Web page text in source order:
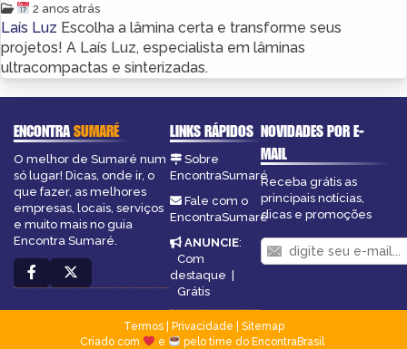
2 anos atrás
Laís Luz Escolha a lâmina certa e transforme seus
projetos! A Laís Luz, especialista em lâminas
ultracompactas e sinterizadas.
ENCONTRASUMARÉ
O melhor de Sumaré num
só lugar! Dicas, onde ir, o
que fazer, as melhores
empresas, locais, serviços
e muito mais no guia
Encontra Sumaré.
LINKS RÁPIDOS
Sobre
EncontraSumaré
Fale com o
EncontraSumaré
ANUNCIE:
Com
destaque |
Grátis
NOVIDADES POR E-
MAIL
Receba grátis as
principais notícias,
dicas e promoções
Termos| Privacidade
Sitemap
Criado com
e pelo time do EncontraBrasil